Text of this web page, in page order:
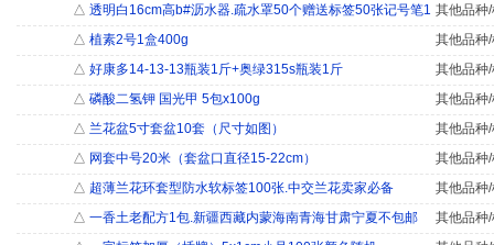
△ 透明白16cm高b#沥水器.疏水罩50个赠送标签50张记号笔1 其他品种
△ 植素2号1盒400g
其他品种
△ 好康多14-13-13瓶装1斤+奥绿315s瓶装1斤
其他品种
△ 磷酸二氢钾 国光甲 5包x100g
其他品种
△ 兰花盆5寸套盆10套（尺寸如图）
其他品种
△ 网套中号20米（套盆口直径15-22cm）
其他品种
△ 超薄兰花环套型防水软标签100张.中交兰花卖家必备
其他品种
△ 一香土老配方1包.新疆西藏内蒙海南青海甘肃宁夏不包邮
其他品种